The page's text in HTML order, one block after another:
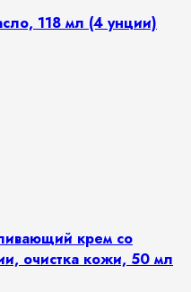
118 мл (4 унции)
крем со
очистка кожи, 50 мл